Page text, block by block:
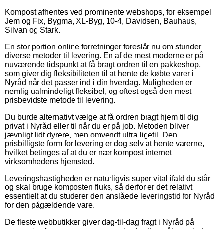
Kompost afhentes ved prominente webshops, for eksempel
Jem og Fix, Bygma, XL-Byg, 10-4, Davidsen, Bauhaus,
Silvan og Stark.
En stor portion online forretninger foreslår nu om stunder
diverse metoder til levering. En af de mest moderne er på
nuværende tidspunkt at få bragt ordren til en pakkeshop,
som giver dig fleksibiliteten til at hente de købte varer i
Nyråd når det passer ind i din hverdag. Muligheden er
nemlig ualmindeligt fleksibel, og oftest også den mest
prisbevidste metode til levering.
Du burde alternativt vælge at få ordren bragt hjem til dig
privat i Nyråd eller til når du er på job. Metoden bliver
jævnligt lidt dyrere, men omvendt ultra ligetil. Den
prisbilligste form for levering er dog selv at hente varerne,
hvilket betinges af at du er nær kompost internet
virksomhedens hjemsted.
Leveringshastigheden er naturligvis super vital ifald du står
og skal bruge komposten fluks, så derfor er det relativt
essentielt at du studerer den anslåede leveringstid for Nyråd
for den pågældende vare.
De fleste webbutikker giver dag-til-dag fragt i Nyråd på